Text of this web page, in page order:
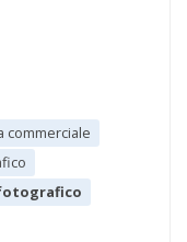
commerciale